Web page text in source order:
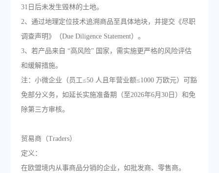
31日后未发生毁林的土地。
2、通过地理定位技术追溯商品至具体地块，并提交《尽职
调查声明》（Due Diligence Statement）。
3、若产品来自 “高风险” 国家，需实施更严格的风险评估
和缓解措施。
注：小微企业（员工≤50 人且年营业额≤1000 万欧元）可豁
免部分义务，如延长实施准备期（至2026年6月30日）和免
除第三方审核。
贸易商（Traders）
定义：
在欧盟境内从事商品分销的企业，如批发商、零售商。